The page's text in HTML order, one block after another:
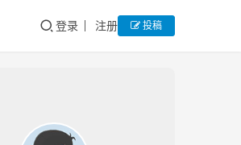
登录 注册 投稿